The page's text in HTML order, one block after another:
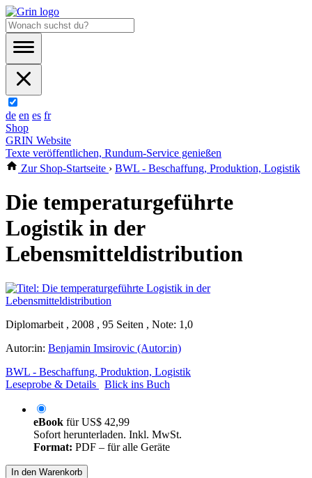
de en es fr
Shop
GRIN Website
Texte veröffentlichen, Rundum-Service genießen
Zur Shop-Startseite › BWL - Beschaffung, Produktion, Logistik
Die temperaturgeführte
Logistik in der
Lebensmitteldistribution
Diplomarbeit , 2008 , 95 Seiten , Note: 1,0
Autor:in: Benjamin Imsirovic (Autor:in)
BWL - Beschaffung, Produktion, Logistik
Leseprobe & Details
Blick ins Buch
eBook fürUS$ 42,99
Sofort herunterladen. Inkl. MwSt.
Format: PDF – für alle Geräte
In den Warenkorb